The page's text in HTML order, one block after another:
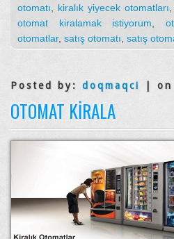
otomatı
kiralık yiyecek otomatları
otomat kiralamak istiyorum
otomatlar, satış otomatı satış
Posted by: doqmaqci | on
OTOMAT KIRALA